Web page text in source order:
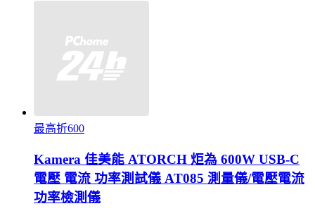
最高折600
Kamera 佳美能 ATORCH 炬為 600W USB-C
電壓 電流 功率測試儀 AT085 測量儀/電壓電流
功率檢測儀